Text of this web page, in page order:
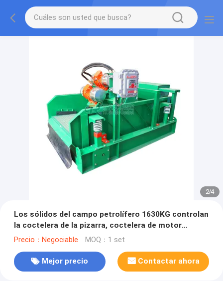
2/4
Los sólidos del campo petrolífero 1630KG controlan
la coctelera de la pizarra, coctelera de motor
2.94KW
Precio：Negociable MOQ：1 set
Mejor precio Contactar ahora